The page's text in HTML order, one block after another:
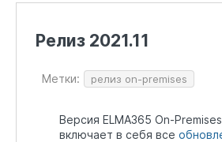
Релизы и обновления
Архив релизов ELMA365 до
Релиз 2021.11
Метки: релиз on-premises
Версия ELMA365 On-Premises
включает в себя все